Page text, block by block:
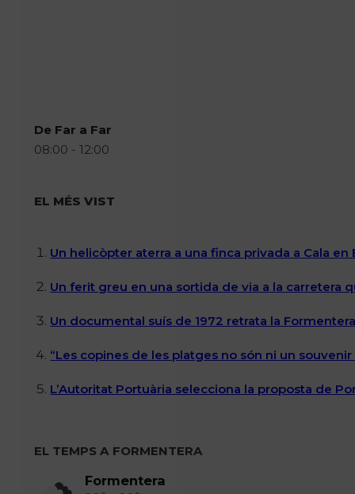
De Far a Far
08:00 - 12:00
EL MÉS VIST
Un helicòpter aterra a una finca privada a Cala
Un ferit greu en una sortida de via a la carretera
Un documental suís de 1972 retrata la
“Les copines de les platges no són ni un
L’Autoritat Portuària selecciona la proposta de
EL TEMPS A FORMENTERA
Formentera